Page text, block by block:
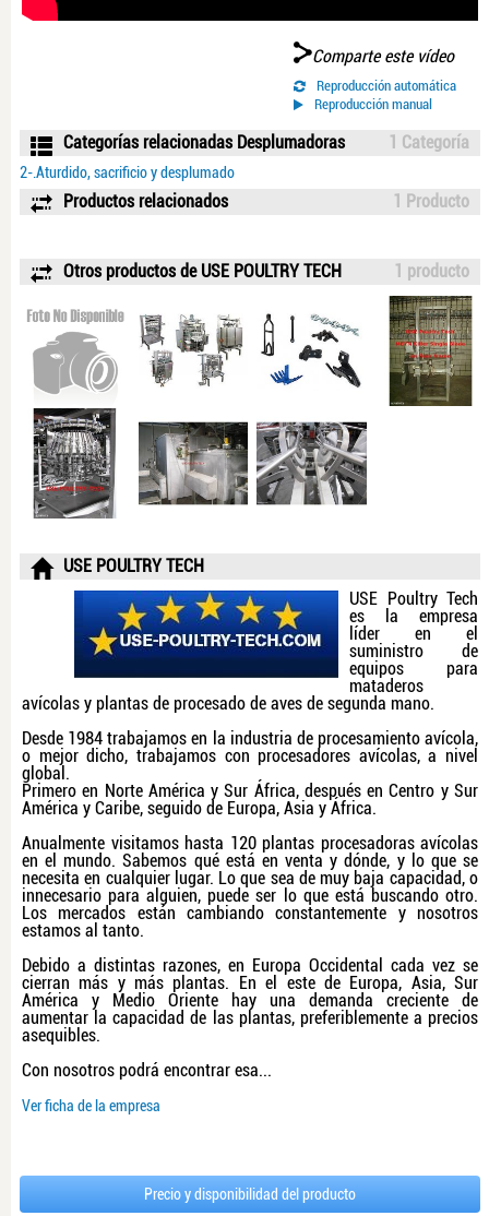
Comparte este vídeo
Reproducción automática
Reproducción manual
Categorías relacionadas Desplumadoras 1 Categoría
2-.Aturdido, sacrificio y desplumado
Productos relacionados 1 Producto
Otros productos de USE POULTRY TECH 1 producto
USE POULTRY TECH
USE Poultry Tech
es la empresa
líder en el
suministro de
equipos para
mataderos
avícolas y plantas de procesado de aves de segunda mano.
Desde 1984 trabajamos en la industria de procesamiento avícola,
o mejor dicho, trabajamos con procesadores avícolas, a nivel
global.
Primero en Norte América y Sur África, después en Centro y Sur
América y Caribe, seguido de Europa, Asia y África.
Anualmente visitamos hasta 120 plantas procesadoras avícolas
en el mundo. Sabemos qué está en venta y dónde, y lo que se
necesita en cualquier lugar. Lo que sea de muy baja capacidad, o
innecesario para alguien, puede ser lo que está buscando otro.
Los mercados están cambiando constantemente y nosotros
estamos al tanto.
Debido a distintas razones, en Europa Occidental cada vez se
cierran más y más plantas. En el este de Europa, Asia, Sur
América y Medio Oriente hay una demanda creciente de
aumentar la capacidad de las plantas, preferiblemente a precios
asequibles.
Con nosotros podrá encontrar esa...
Ver ficha de la empresa
Precio y disponibilidad del producto